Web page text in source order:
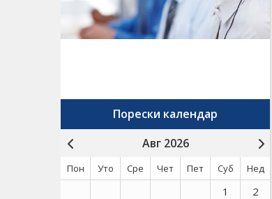
Порески календар
Авг 2026
Пон Уто Сре Чет Пет Суб Нед
1
2